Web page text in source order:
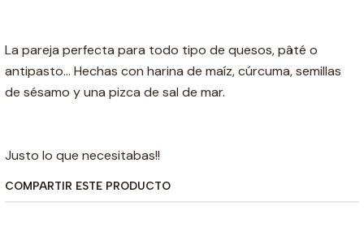
La pareja perfecta para todo tipo de quesos, pâté o
antipasto... Hechas con harina de maíz, cúrcuma, semillas
de sésamo y una pizca de sal de mar.
Justo lo que necesitabas!!
COMPARTIR ESTE PRODUCTO